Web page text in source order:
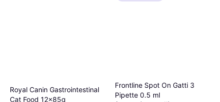
Royal Canin Gastrointestinal
Cat Food 12x85g
Frontline Spot On Gatti 3
Pipette 0.5 ml